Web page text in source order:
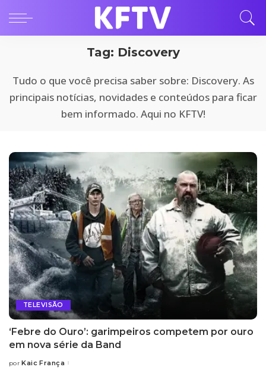
Tag: Discovery
Tudo o que você precisa saber sobre: Discovery. As
principais notícias, novidades e conteúdos para ficar
bem informado. Aqui no KFTV!
TELEVISÃO
‘Febre do Ouro’: garimpeiros competem por ouro
em nova série da Band
Posted
por Kaic França